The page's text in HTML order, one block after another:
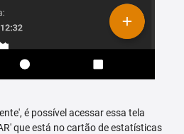
é possível acessar essa tela
que está no cartão de estatísticas